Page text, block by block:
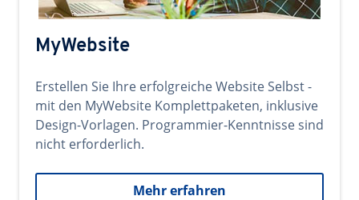
MyWebsite
Erstellen Sie Ihre erfolgreiche Website Selbst -
mit den MyWebsite Komplettpaketen, inklusive
Design-Vorlagen. Programmier-Kenntnisse sind
nicht erforderlich.
Mehr erfahren